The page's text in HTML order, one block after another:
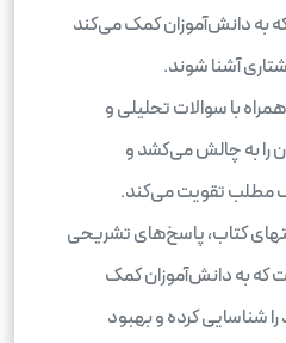
به دانش‌آموزان کمک می‌کند
آشنا شوند.
با سوالات تحلیلی و
را به چالش می‌کشد و
مطلب تقویت می‌کند.
کتاب، پاسخ‌های تشریحی
که به دانش‌آموزان کمک
شناسایی کرده و بهبود